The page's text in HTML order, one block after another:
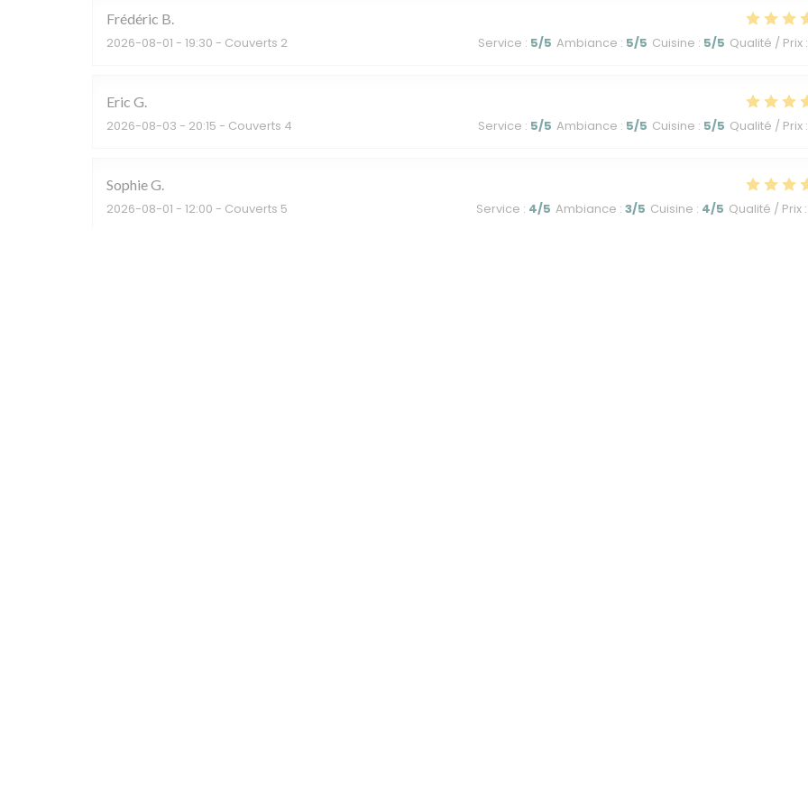
Frédéric B
2026-08-01 - 19:30 - Couverts 2 Service : 5/5 Ambiance : 5/5 Cuisine : 5/5 Qualité / Prix :
Eric G
2026-08-03 - 20:15 - Couverts 4 Service : 5/5 Ambiance : 5/5 Cuisine : 5/5 Qualité / Prix :
SophieG
2026-08-01 - 12:00 - Couverts 5 Service : 4/5 Ambiance : 3/5 Cuisine : 4/5 Qualité / Prix :